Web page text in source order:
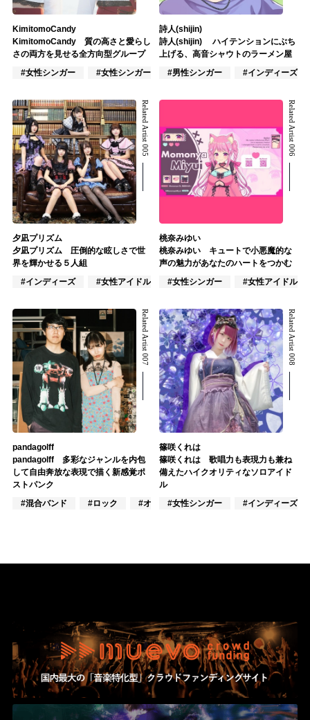
KimitomoCandy
KimitomoCandy 質の高さと愛らし
さの両方を見せる全方向型グループ
#女性シンガー
#女性シンガーグループ #インディーズ
詩人(shijin)
詩人(shijin) ハイテンションにぶち
上げる、高音シャウトのラーメン屋
#男性シンガー
#インディーズ
Related Artist 005
夕凪プリズム
夕凪プリズム 圧倒的な眩しさで世
界を輝かせる５人組
#インディーズ
#女性アイドル #女性ユニット
Related Artist 006
桃奈みゆい
桃奈みゆい キュートで小悪魔的な
声の魅力があなたのハートをつかむ
#女性シンガー
#女性アイドル
Related Artist 007
pandagolff
pandagolff 多彩なジャンルを内包
して自由奔放な表現で描く新感覚ポ
ストパンク
#混合バンド
#ロック #オルタナティブ
Related Artist 008
篠咲くれは
篠咲くれは 歌唱力も表現力も兼ね
備えたハイクオリティなソロアイド
ル
#女性シンガー
#インディーズ